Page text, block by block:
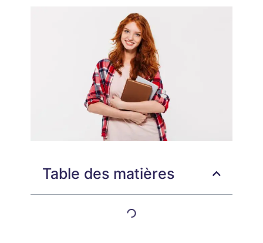
Table des matières